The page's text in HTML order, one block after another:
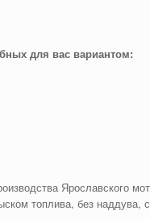
для вас вариантом:
Ярославского
топлива, без наддува,